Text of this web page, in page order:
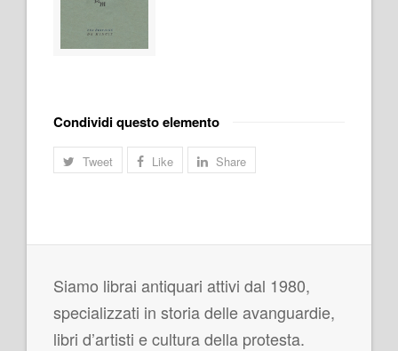
Condividi questo elemento
Tweet Like Share
Siamo librai antiquari attivi dal 1980,
specializzati in storia delle avanguardie,
libri d’artisti e cultura della protesta.